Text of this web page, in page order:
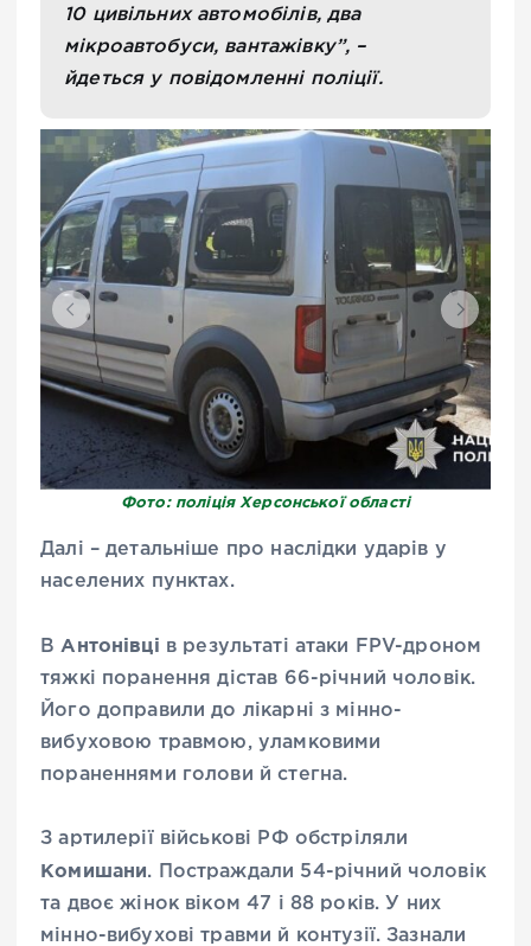
10 цивільних автомобілів, два
мікроавтобуси, вантажівку”, –
йдеться у повідомленні поліції.
Фото: поліція Херсонської області
Далі – детальніше про наслідки ударів у
населених пунктах.
В Антонівці в результаті атаки FPV-дроном
тяжкі поранення дістав 66-річний чоловік.
Його доправили до лікарні з мінно-
вибуховою травмою, уламковими
пораненнями голови й стегна.
З артилерії військові РФ обстріляли
Комишани. Постраждали 54-річний чоловік
та двоє жінок віком 47 і 88 років. У них
мінно-вибухові травми й контузії. Зазнали